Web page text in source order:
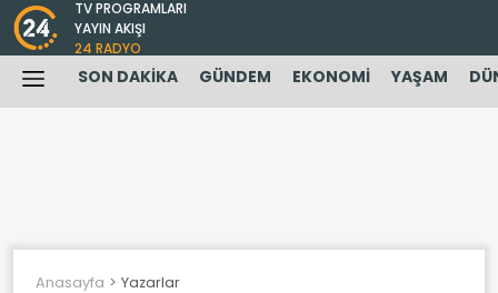
TV PROGRAMLARI
YAYIN AKIŞI
24 RADYO
SON DAKİKA GÜNDEM EKONOMİ YAŞAM
Anasayfa Yazarlar